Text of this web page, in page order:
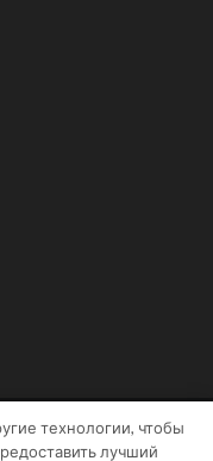
|CoverNewsот AF
технологии, чтобы
лучший